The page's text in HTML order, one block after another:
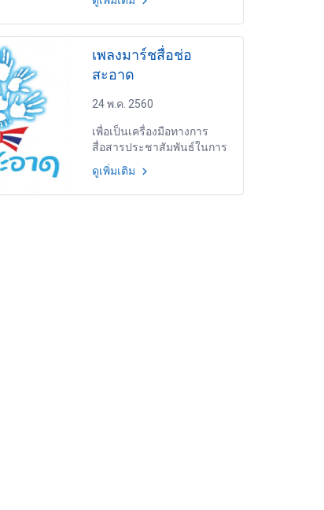
สื่อช่อสะอาด
เพลงมาร์ชสื่อช่อ
สะอาด
24 พ.ค. 2560
เพื่อเป็นเครื่องมือทางการ
สื่อสารประชาสัมพันธ์ในการ
สร้างภาพลักษณ์ให้แก่สมาคม
สื่อช่อสะอาด
ดูเพิ่มเติม